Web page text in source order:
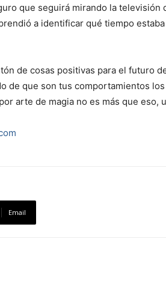
que seguirá mirando la televisión
a identificar qué tiempo
de cosas positivas para el futuro
de que son tus comportamientos
arte de magia no es más que eso,
Email